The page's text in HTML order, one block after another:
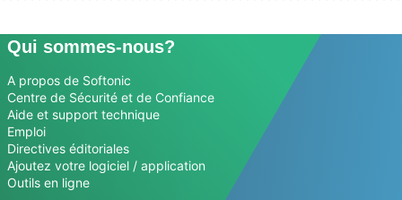
Qui sommes-nous?
A propos de Softonic
Centre de Sécurité et de Confiance
Aide et support technique
Emploi
Directives éditoriales
Ajoutez votre logiciel / application
Outils en ligne